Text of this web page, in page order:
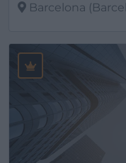
Barcelona